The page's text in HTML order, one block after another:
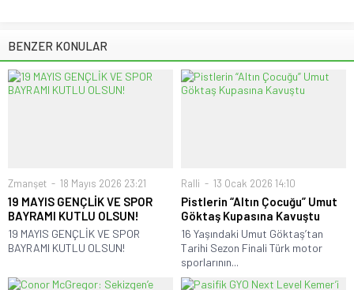
BENZER KONULAR
Zmanşet 18 Mayıs 2026 23:21
19 MAYIS GENÇLİK VE SPOR
BAYRAMI KUTLU OLSUN!
19 MAYIS GENÇLİK VE SPOR
BAYRAMI KUTLU OLSUN!
Ralli 13 Ocak 2026 14:10
Pistlerin “Altın Çocuğu” Umut
Göktaş Kupasına Kavuştu
16 Yaşındaki Umut Göktaş’tan
Tarihi Sezon Finali Türk motor
sporlarının...